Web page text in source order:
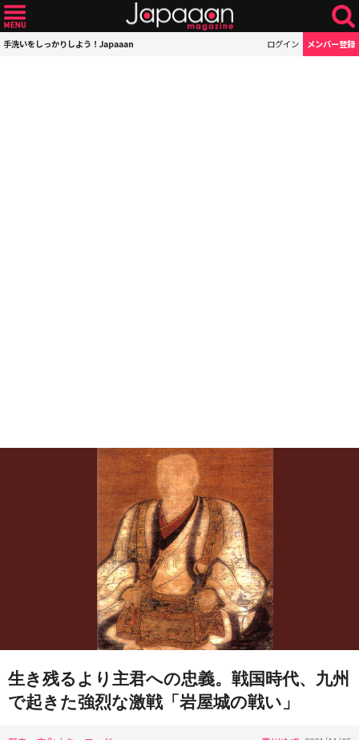
手洗いをしっかりしよう！Japaaan ログイン メンバー登録
生き残るより主君への忠義。戦国時代、九州
で起きた強烈な激戦「岩屋城の戦い」